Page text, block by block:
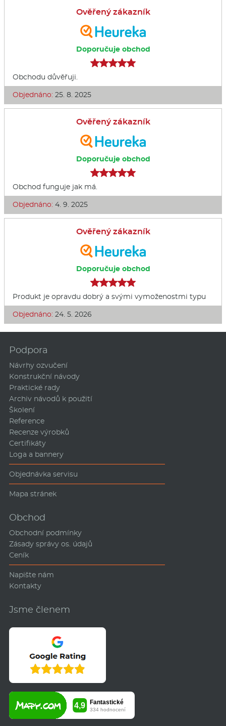
Ověřený zákazník
Doporučuje obchod
Obchodu důvěřuji.
Objednáno: 25. 8. 2025
Ověřený zákazník
Doporučuje obchod
Obchod funguje jak má.
Objednáno: 4. 9. 2025
Ověřený zákazník
Doporučuje obchod
Produkt je opravdu dobrý a svými vymoženostmi typu
Objednáno: 24. 5. 2026
Podpora
Návrhy ozvučení
Konstrukční návody
Praktické rady
Archiv návodů k použití
Školení
Reference
Recenze výrobků
Certifikáty
Loga a bannery
Objednávka servisu
Mapa stránek
Obchod
Obchodní podmínky
Zásady správy os. údajů
Ceník
Napište nám
Kontakty
Jsme členem